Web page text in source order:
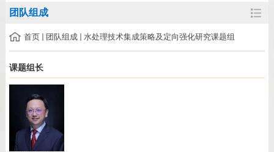
团队组成
首页 团队组成 水处理技术集成策略及定向强化研究课题组
课题组长